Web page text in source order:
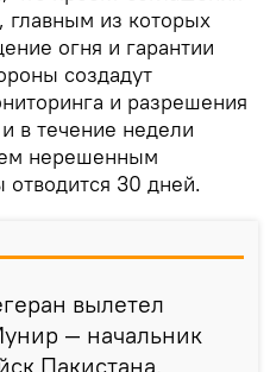
главным из которых
огня и гарантии
создадут
и разрешения
в течение недели
нерешенным
30 дней.
вылетел
— начальник
Пакистана,